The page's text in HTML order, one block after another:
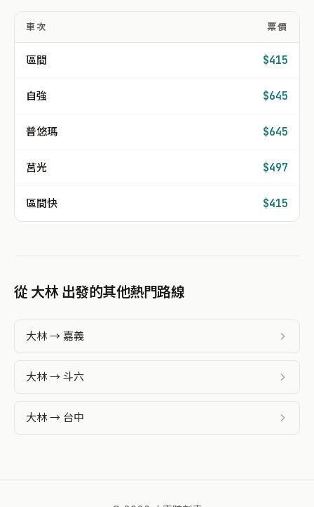
車次 票價
區間 $415
自強 $645
普悠瑪 $645
莒光 $497
區間快 $415
從 大林 出發的其他熱門路線
大林 → 嘉義
大林 → 斗六
大林 → 台中